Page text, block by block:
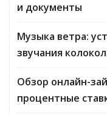
и документы
Музыка ветра:
звучания
Обзор онлайн-
процентные